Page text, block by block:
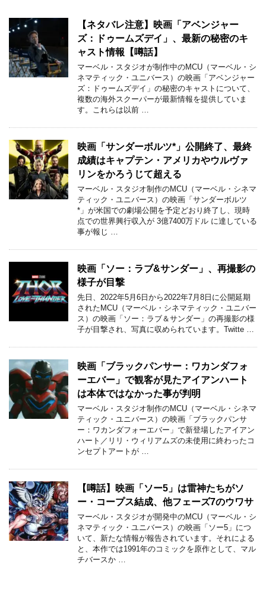
【ネタバレ注意】映画「アベンジャー
ズ：ドゥームズデイ」、最新の秘密のキ
ャスト情報【噂話】
マーベル・スタジオが制作中のMCU（マーベル・シ
ネマティック・ユニバース）の映画「アベンジャー
ズ：ドゥームズデイ」の秘密のキャストについて、
複数の海外スクーパーが最新情報を提供していま
す。これらは以前 …
映画「サンダーボルツ*」公開終了、最終
成績はキャプテン・アメリカやウルヴァ
リンをかろうじて超える
マーベル・スタジオ制作のMCU（マーベル・シネマ
ティック・ユニバース）の映画「サンダーボルツ
*」が米国での劇場公開を予定どおり終了し、現時
点での世界興行収入が 3億7400万ドル に達している
事が報じ …
映画「ソー：ラブ&サンダー」、再撮影の
様子が目撃
先日、2022年5月6日から2022年7月8日に公開延期
されたMCU（マーベル・シネマティック・ユニバー
ス）の映画「ソー：ラブ＆サンダー」の再撮影の様
子が目撃され、写真に収められています。Twitte …
映画「ブラックパンサー：ワカンダフォ
ーエバー」で観客が見たアイアンハート
は本体ではなかった事が判明
マーベル・スタジオ制作のMCU（マーベル・シネマ
ティック・ユニバース）の映画「ブラックパンサ
ー：ワカンダフォーエバー」で新登場したアイアン
ハート／リリ・ウィリアムズの未使用に終わったコ
ンセプトアートが …
【噂話】映画「ソー5」は雷神たちがソ
ー・コープス結成、他フェーズ7のウワサ
マーベル・スタジオが開発中のMCU（マーベル・シ
ネマティック・ユニバース）の映画「ソー5」につ
いて、新たな情報が報告されています。それによる
と、本作では1991年のコミックを原作として、マル
チバースか …